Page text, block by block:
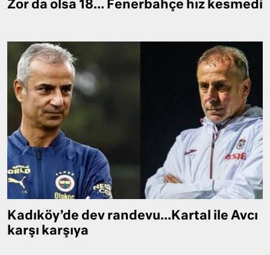
Zor da olsa 18… Fenerbahçe hız kesmedi
Kadıköy’de dev randevu…Kartal ile Avcı
karşı karşıya